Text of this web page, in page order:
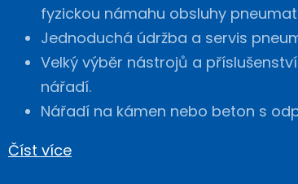
fyzickou námahu obsluhy
Jednoduchá údržba a servis
Velký výběr nástrojů a
nářadí.
Nářadí na kámen nebo beton s
Číst více